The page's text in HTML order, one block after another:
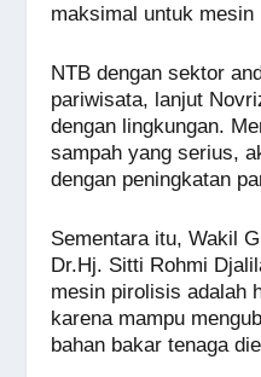
maksimal untuk
NTB dengan sektor
pariwisata, lanjut
dengan lingkungan.
sampah yang serius,
dengan peningkatan
Sementara itu, Wakil
Dr.Hj. Sitti Rohmi
mesin pirolisis adalah
karena mampu
bahan bakar tenaga